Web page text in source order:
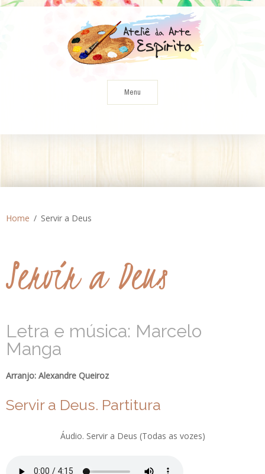
Skip
Menu
Home Servir a Deus
Servir a Deus
Letra e música: Marcelo
Manga
Arranjo: Alexandre Queiroz
Servir a Deus. Partitura
Áudio. Servir a Deus (Todas as vozes)